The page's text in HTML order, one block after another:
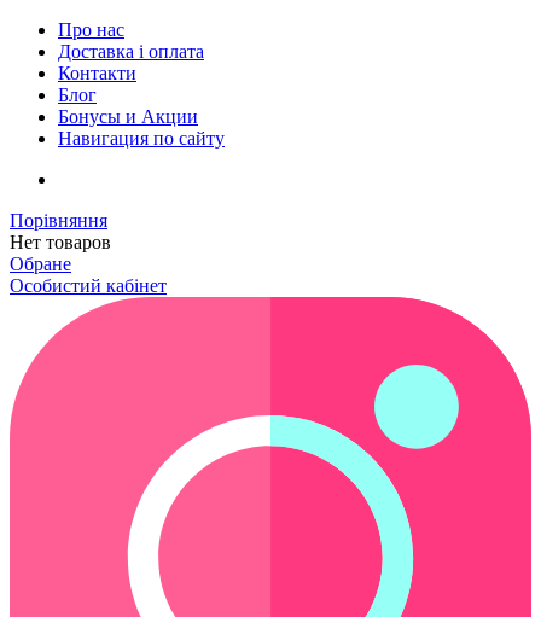
Про нас
Доставка і оплата
Контакти
Блог
Бонусы и Акции
Навигация по сайту
Порівняння
Нет товаров
Обране
Особистий кабінет